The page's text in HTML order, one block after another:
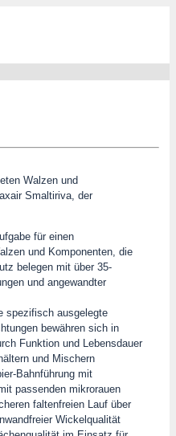
Walzen und
Smaltiriva, der
für einen
und Komponenten, die
belegen mit über 35-
und angewandter
spezifisch ausgelegte
bewähren sich in
Funktion und Lebensdauer
und Mischern
Bahnführung mit
passenden mikrorauen
faltenfreien Lauf über
Wickelqualität